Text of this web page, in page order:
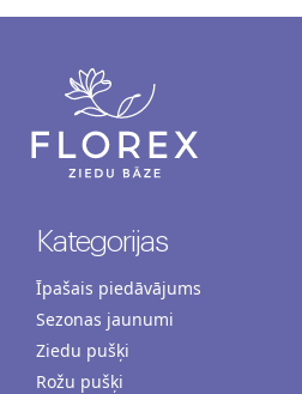
Kategorijas
Īpašais piedāvājums
Sezonas jaunumi
Ziedu pušķi
Rožu pušķi